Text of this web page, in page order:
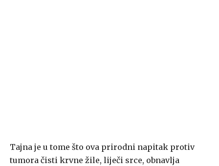
Tajna je u tome što ova prirodni napitak protiv
tumora čisti krvne žile, liječi srce, obnavlja